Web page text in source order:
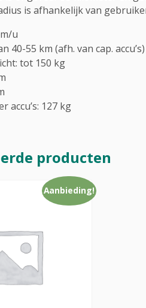
is afhankelijk van
u
40-55 km (afh. van cap. accu’s)
tot 150 kg
accu’s: 127 kg
producten
Aanbieding!